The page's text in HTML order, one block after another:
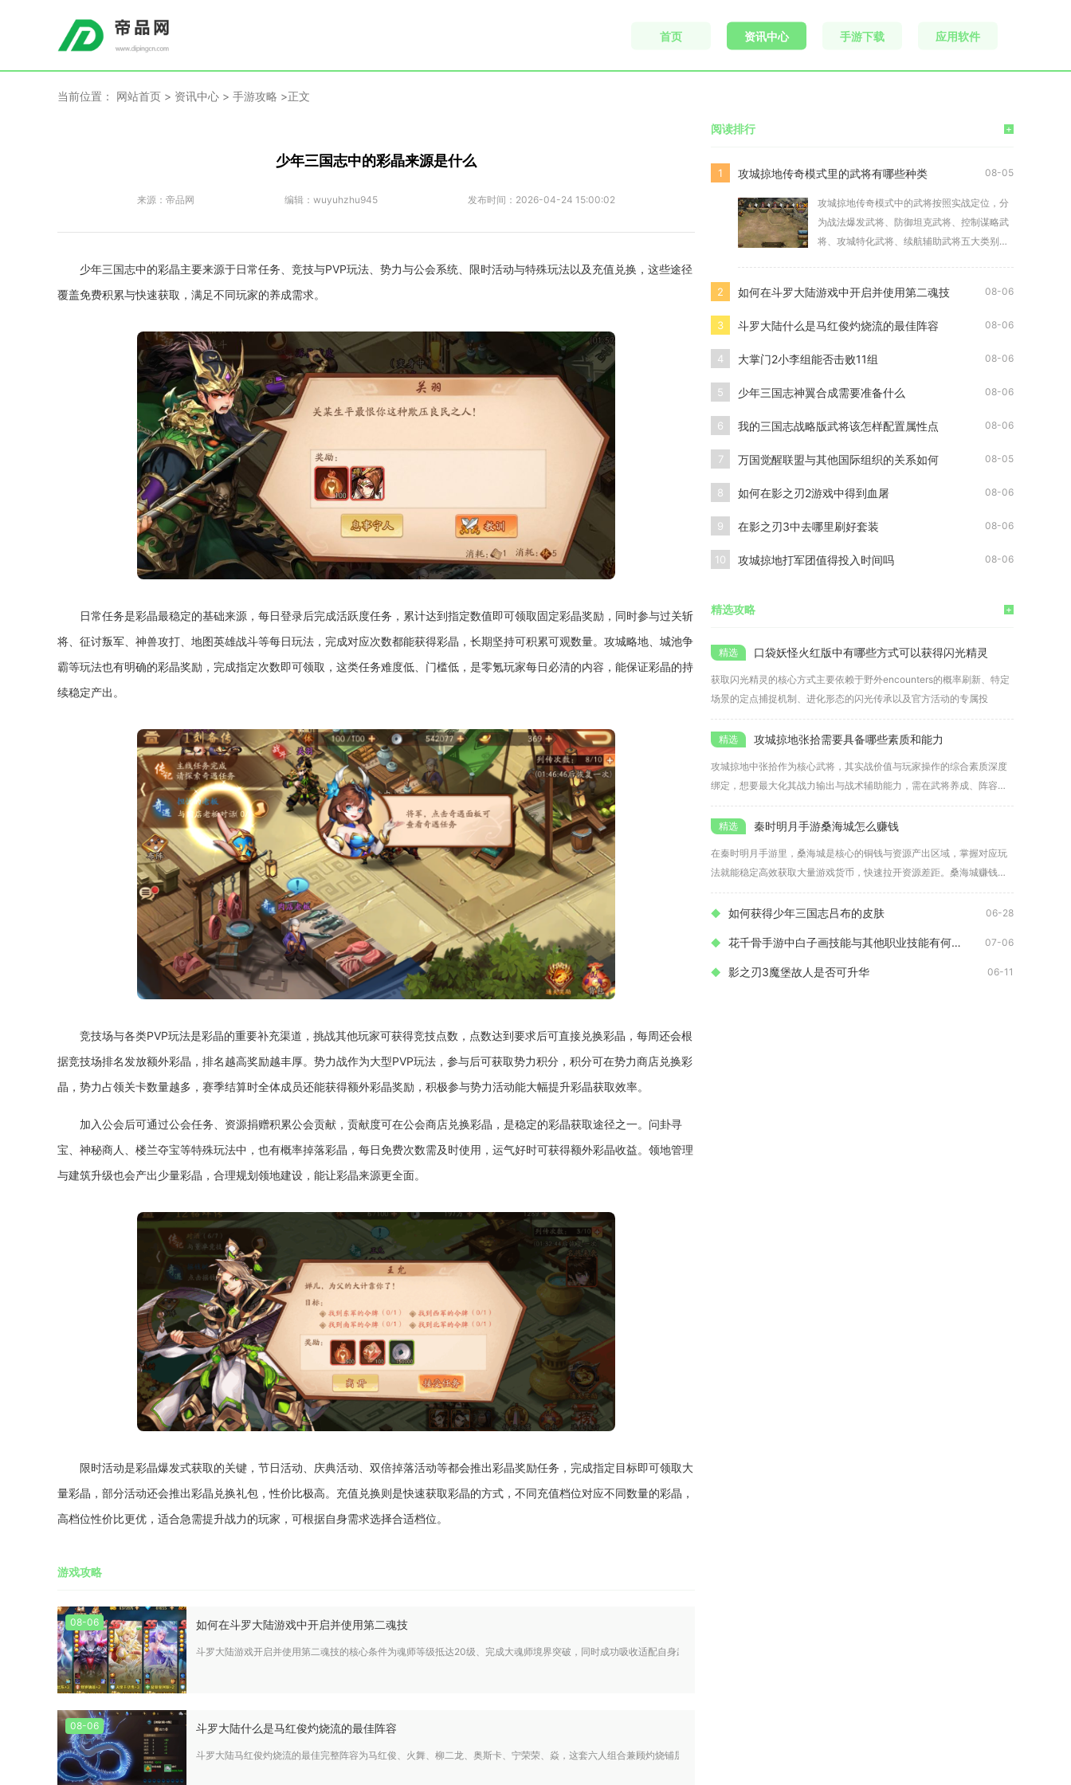
首页 资讯中心 手游下载 应用软件
当前位置： 网站首页 > 资讯中心 > 手游攻略 >正文
少年三国志中的彩晶来源是什么
来源： 帝品网 编辑： wuyuhzhu945 发布时间： 2026-04-24 15:00:02
少年三国志中的彩晶主要来源于日常任务、竞技与PVP玩法、势力与公会系统、限时活动与特殊玩法以及充值兑换，这些途径
覆盖免费积累与快速获取，满足不同玩家的养成需求。
日常任务是彩晶最稳定的基础来源，每日登录后完成活跃度任务，累计达到指定数值即可领取固定彩晶奖励，同时参与过关斩
将、征讨叛军、神兽攻打、地图英雄战斗等每日玩法，完成对应次数都能获得彩晶，长期坚持可积累可观数量。攻城略地、城池争
霸等玩法也有明确的彩晶奖励，完成指定次数即可领取，这类任务难度低、门槛低，是零氪玩家每日必清的内容，能保证彩晶的持
续稳定产出。
竞技场与各类PVP玩法是彩晶的重要补充渠道，挑战其他玩家可获得竞技点数，点数达到要求后可直接兑换彩晶，每周还会根
据竞技场排名发放额外彩晶，排名越高奖励越丰厚。势力战作为大型PVP玩法，参与后可获取势力积分，积分可在势力商店兑换彩
晶，势力占领关卡数量越多，赛季结算时全体成员还能获得额外彩晶奖励，积极参与势力活动能大幅提升彩晶获取效率。
加入公会后可通过公会任务、资源捐赠积累公会贡献，贡献度可在公会商店兑换彩晶，是稳定的彩晶获取途径之一。问卦寻
宝、神秘商人、楼兰夺宝等特殊玩法中，也有概率掉落彩晶，每日免费次数需及时使用，运气好时可获得额外彩晶收益。领地管理
与建筑升级也会产出少量彩晶，合理规划领地建设，能让彩晶来源更全面。
限时活动是彩晶爆发式获取的关键，节日活动、庆典活动、双倍掉落活动等都会推出彩晶奖励任务，完成指定目标即可领取大
量彩晶，部分活动还会推出彩晶兑换礼包，性价比极高。充值兑换则是快速获取彩晶的方式，不同充值档位对应不同数量的彩晶，
高档位性价比更优，适合急需提升战力的玩家，可根据自身需求选择合适档位。
游戏攻略
08-06 如何在斗罗大陆游戏中开启并使用第二魂技
斗罗大陆游戏开启并使用第二魂技的核心条件为魂师等级抵达20级、完成大魂师境界突破，同时成功吸收适配自身武魂的第二魂环，完成魂环装配与魂力调试后，即可在对战场景自由释放第二魂技。想要完
08-06 斗罗大陆什么是马红俊灼烧流的最佳阵容
斗罗大陆马红俊灼烧流的最佳完整阵容为马红俊、火舞、柳二龙、奥斯卡、宁荣荣、焱，这套六人组合兼顾灼烧铺层、控场限制、爆发收割、魂力续航与全队属性增益，适配PVE推图、副本BOSS以及竞技场
阅读排行 +
1 攻城掠地传奇模式里的武将有哪些种类 08-05
攻城掠地传奇模式中的武将按照实战定位，分
为战法爆发武将、防御坦克武将、控制谋略武
将、攻城特化武将、续航辅助武将五大类别，
2 如何在斗罗大陆游戏中开启并使用第二魂技 08-06
3 斗罗大陆什么是马红俊灼烧流的最佳阵容 08-06
4 大掌门2小李组能否击败11组 08-06
5 少年三国志神翼合成需要准备什么 08-06
6 我的三国志战略版武将该怎样配置属性点 08-06
7 万国觉醒联盟与其他国际组织的关系如何 08-05
8 如何在影之刃2游戏中得到血屠 08-06
9 在影之刃3中去哪里刷好套装 08-06
10 攻城掠地打军团值得投入时间吗 08-06
精选攻略 +
口袋妖怪火红版中有哪些方式可以获得闪光精灵
获取闪光精灵的核心方式主要依赖于野外encounters的概率刷新、特定
场景的定点捕捉机制、进化形态的闪光传承以及官方活动的专属投
攻城掠地张拾需要具备哪些素质和能力
攻城掠地中张拾作为核心武将，其实战价值与玩家操作的综合素质深度
绑定，想要最大化其战力输出与战术辅助能力，需在武将养成、阵容搭
配、战
秦时明月手游桑海城怎么赚钱
在秦时明月手游里，桑海城是核心的铜钱与资源产出区域，掌握对应玩
法就能稳定高效获取大量游戏货币，快速拉开资源差距。桑海城赚钱主
要依托
如何获得少年三国志吕布的皮肤 06-28
花千骨手游中白子画技能与其他职业技能有何不同之处 07-06
影之刃3魔堡故人是否可升华 06-11